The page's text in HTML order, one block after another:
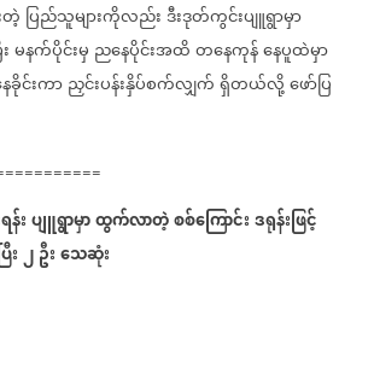
တဲ့ ပြည်သူများကိုလည်းဒီးဒုတ်ကွင်းပျူရွာမှာ
မနက်ပိုင်းမှ ညနေပိုင်းအထိတနေကုန်နေပူထဲမှာ
ခိုင်းကာညှင်းပန်းနှိပ်စက်လျှက်ရှိတယ်လို့ဖော်ပြ
န်းပျူရွာမှာထွက်လာတဲ့စစ်ကြောင်းဒရုန်းဖြင့်
း၂ဦးသေဆုံး